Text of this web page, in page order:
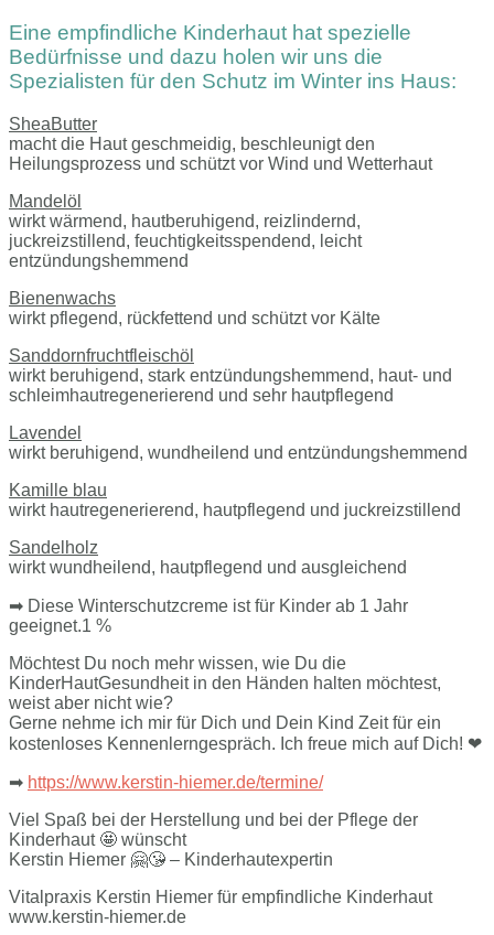
Eine empfindliche Kinderhaut hat spezielle
Bedürfnisse und dazu holen wir uns die
Spezialisten für den Schutz im Winter ins Haus:
SheaButter
macht die Haut geschmeidig, beschleunigt den
Heilungsprozess und schützt vor Wind und Wetterhaut
Mandelöl
wirkt wärmend, hautberuhigend, reizlindernd,
juckreizstillend, feuchtigkeitsspendend, leicht
entzündungshemmend
Bienenwachs
wirkt pflegend, rückfettend und schützt vor Kälte
Sanddornfruchtfleischöl
wirkt beruhigend, stark entzündungshemmend, haut- und
schleimhautregenerierend und sehr hautpflegend
Lavendel
wirkt beruhigend, wundheilend und entzündungshemmend
Kamille blau
wirkt hautregenerierend, hautpflegend und juckreizstillend
Sandelholz
wirkt wundheilend, hautpflegend und ausgleichend
➡ Diese Winterschutzcreme ist für Kinder ab 1 Jahr
geeignet.1 %
Möchtest Du noch mehr wissen, wie Du die
KinderHautGesundheit in den Händen halten möchtest,
weist aber nicht wie?
Gerne nehme ich mir für Dich und Dein Kind Zeit für ein
kostenloses Kennenlerngespräch. Ich freue mich auf Dich! ❤
➡ https://www.kerstin-hiemer.de/termine/
Viel Spaß bei der Herstellung und bei der Pflege der
Kinderhaut 🤩 wünscht
Kerstin Hiemer 🤗😘 – Kinderhautexpertin
Vitalpraxis Kerstin Hiemer für empfindliche Kinderhaut
www.kerstin-hiemer.de